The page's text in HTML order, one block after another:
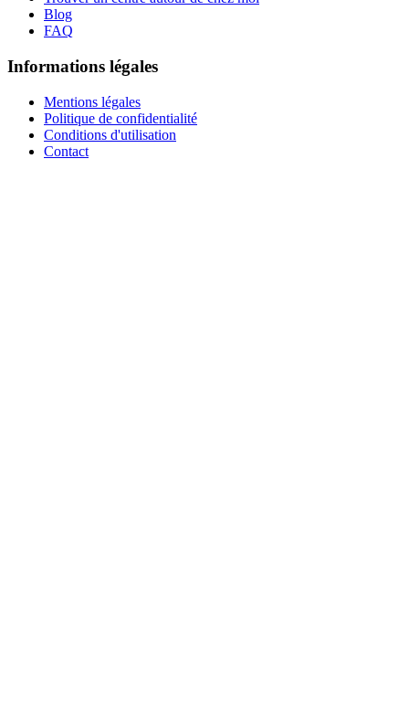
Blog
FAQ
Informations légales
Mentions légales
Politique de confidentialité
Conditions d'utilisation
Contact